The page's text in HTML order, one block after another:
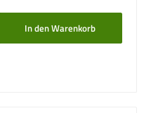
ein oder benutze die Schaltflächen um
In den Warenkorb